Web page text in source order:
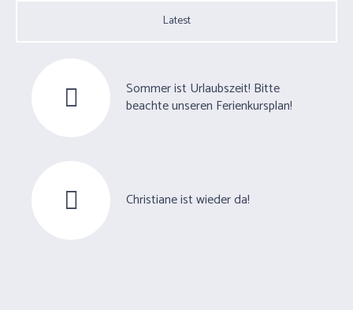
Latest
Sommer ist Urlaubszeit! Bitte
beachte unseren Ferienkursplan!
Christiane ist wieder da!